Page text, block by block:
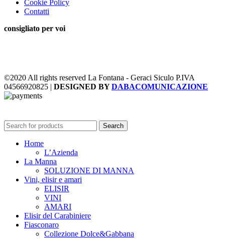
Cookie Policy
Contatti
consigliato per voi
©2020 All rights reserved La Fontana - Geraci Siculo P.IVA
04566920825 | DESIGNED BYDABACOMUNICAZIONE
Search
Home
L’Azienda
La Manna
SOLUZIONE DI MANNA
Vini, elisir e amari
ELISIR
VINI
AMARI
Elisir del Carabiniere
Fiasconaro
Collezione Dolce&Gabbana